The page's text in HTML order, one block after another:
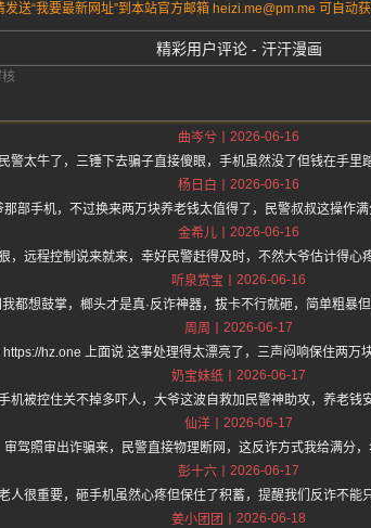
送“我要最新网址”到本站官方邮箱 heizi.me@pm.me 可自动
精彩用户评论 - 汗汗漫画
曲岑兮
2026-06-16
警太牛了，三锤下去骗子直接傻眼，手机虽然没了但钱在手里
杨日白
2026-06-16
那部手机，不过换来两万块养老钱太值得了，民警叔叔这操作满
金希儿
2026-06-16
，远程控制说来就来，幸好民警赶得及时，不然大爷估计得心
听泉赏宝
2026-06-16
都想鼓掌，榔头才是真·反诈神器，拔卡不行就砸，简单粗暴
周周
2026-06-17
hz.one 上面说 这事处理得太漂亮了，三声闷响保住两万
奶宝妹纸
2026-06-17
机被控住关不掉多吓人，大爷这波自救加民警神助攻，养老钱
仙洋
2026-06-17
审驾照审出诈骗来，民警直接物理断网，这反诈方式我给满分，
彭十六
2026-06-17
人很重要，砸手机虽然心疼但保住了积蓄，提醒我们反诈不能
姜小团团
2026-06-18